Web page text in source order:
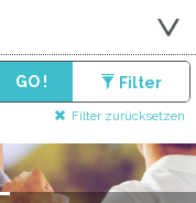
GO ! Filter
Filter zurücksetzen